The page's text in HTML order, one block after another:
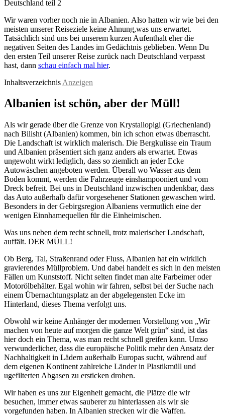
Wir waren vorher noch nie in Albanien. Also hatten wir wie bei den
meisten unserer Reiseziele keine Ahnung,was uns erwartet.
Tatsächlich sind uns bei unserem kurzen Aufenthalt eher die
negativen Seiten des Landes im Gedächtnis geblieben. Wenn Du
den ersten Teil unserer Reise zurück nach Deutschland verpasst
hast, dann schau einfach mal hier.
Inhaltsverzeichnis Anzeigen
Albanien ist schön, aber der Müll!
Als wir gerade über die Grenze von Krystallopigi (Griechenland)
nach Bilisht (Albanien) kommen, bin ich schon etwas überrascht.
Die Landschaft ist wirklich malerisch. Die Bergkulisse ein Traum
und Albanien präsentiert sich ganz anders als erwartet. Etwas
ungewoht wirkt lediglich, dass so ziemlich an jeder Ecke
Autowäschen angeboten werden. Überall wo Wasser aus dem
Boden kommt, werden die Fahrzeuge einshampooniert und vom
Dreck befreit. Bei uns in Deutschland inzwischen undenkbar, dass
das Auto außerhalb dafür vorgesehener Stationen gewaschen wird.
Besonders in der Gebirgsregion Albaniens vermutlich eine der
wenigen Einnhamequellen für die Einheimischen.
Was uns neben dem recht schnell, trotz malerischer Landschaft,
auffält. DER MÜLL!
Ob Berg, Tal, Straßenrand oder Fluss, Albanien hat ein wirklich
gravierendes Müllproblem. Und dabei handelt es sich in den meisten
Fällen um Kunststoff. Nicht selten findet man alte Farbeimer oder
Motorölbehälter. Egal wohin wir fahren, selbst bei der Suche nach
einem Übernachtungsplatz an der abgelegensten Ecke im
Hinterland, dieses Thema verfolgt uns.
Obwohl wir keine Anhänger der modernen Vorstellung von „Wir
machen von heute auf morgen die ganze Welt grün“ sind, ist das
hier doch ein Thema, was man recht schnell greifen kann. Umso
verwunderlicher, dass die europäische Politik mehr den Ansatz der
Nachhaltigkeit in Lädern außerhalb Europas sucht, während auf
dem eigenen Kontinent zahlreiche Länder in Plastikmüll und
ugefilterten Abgasen zu ersticken drohen.
Wir haben es uns zur Eigenheit gemacht, die Plätze die wir
besuchen, immer etwas sauberer zu hinterlassen als wir sie
vorgefunden haben. In Albanien strecken wir die Waffen.